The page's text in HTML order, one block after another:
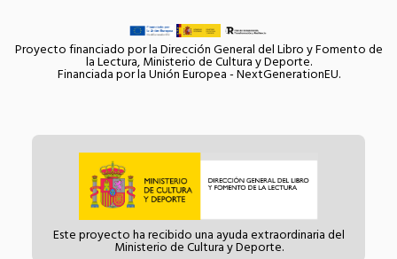
Proyecto financiado por la Dirección General del Libro y Fomento de
la Lectura, Ministerio de Cultura y Deporte.
Financiada por la Unión Europea - NextGenerationEU.
Este proyecto ha recibido una ayuda extraordinaria del
Ministerio de Cultura y Deporte.